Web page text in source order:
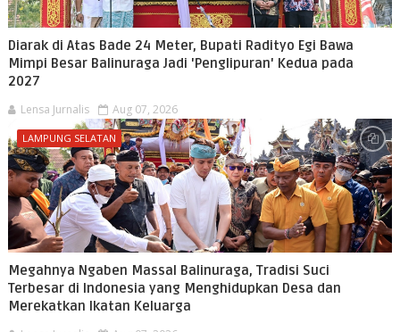
Diarak di Atas Bade 24 Meter, Bupati Radityo Egi Bawa
Mimpi Besar Balinuraga Jadi 'Penglipuran' Kedua pada
2027
Lensa Jurnalis Aug 07, 2026
LAMPUNG SELATAN
Megahnya Ngaben Massal Balinuraga, Tradisi Suci
Terbesar di Indonesia yang Menghidupkan Desa dan
Merekatkan Ikatan Keluarga